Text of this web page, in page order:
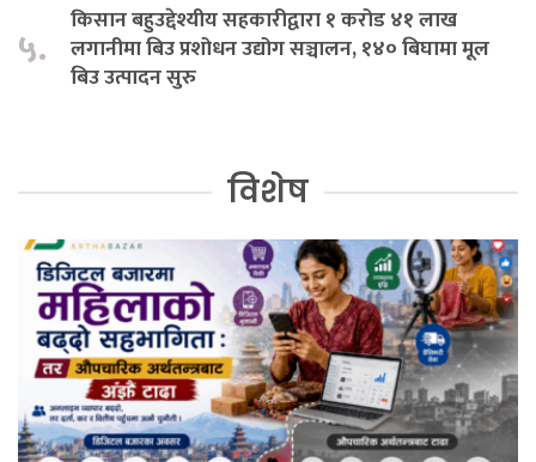
५.
किसान बहुउद्देश्यीय सहकारीद्वारा १ करोड ४१ लाख
लगानीमा बिउ प्रशोधन उद्योग सञ्चालन, १४० बिघामा मूल
बिउ उत्पादन सुरु
विशेष